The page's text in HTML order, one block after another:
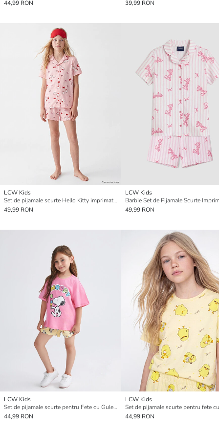
44,99 RON 39,99 RON
LCW Kids
Set de pijamale scurte Hello Kitty imprimat pentru fete
49,99 RON
LCW Kids
49,99 RON
LCW Kids
Set de pijamale scurte pentru Fete cu Guler rotund Snoopy Imprimat
44,99 RON
LCW Kids
44,99 RON